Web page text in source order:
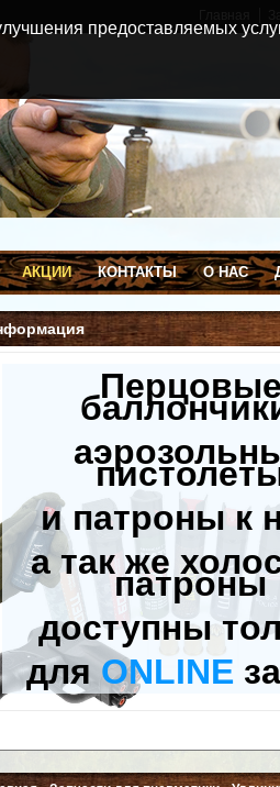
АКЦИИ КОНТАКТЫ О НАС
Перцовые
и патроны к
а так же
патроны
доступны
дляONLINE
предоставляемых